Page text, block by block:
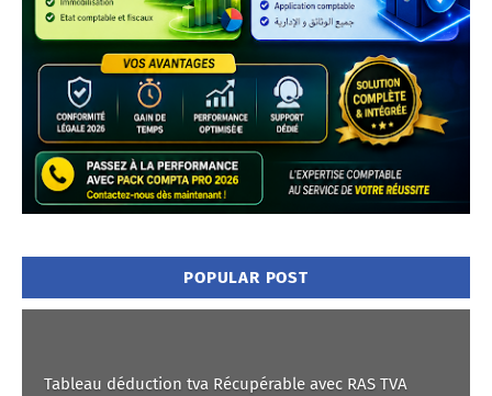
POPULAR POST
Tableau déduction tva Récupérable avec RAS TVA